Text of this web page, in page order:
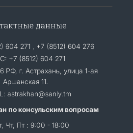
данные
604 271 , +7 (8512) 604 276
+7 (8512) 604 271
РФ, г. Астрахань, улица 1-ая
Аршанская 11.
astrakhan@sanly.tm
по консульским вопросам
Чт, Пт : 9:00 - 18:00